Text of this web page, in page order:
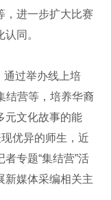
，进一步扩大比赛
同。
通过举办线上培
结营等，培养华裔
元文化故事的能
优异的师生，近
专题“集结营”活
新媒体采编相关主